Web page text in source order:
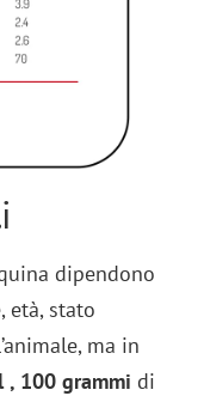
dipendono
età, stato
ma in
, 100 grammi di